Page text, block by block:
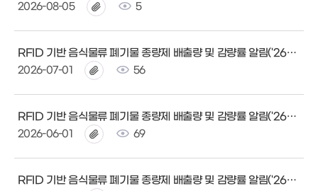
2026-08-05 5
RFID 기반 음식물류 폐기물 종량제 배출량 및 감량률 알림('26년 6월)
2026-07-01 56
RFID 기반 음식물류 폐기물 종량제 배출량 및 감량률 알림('26년 5월)
2026-06-01 69
RFID 기반 음식물류 폐기물 종량제 배출량 및 감량률 알림('26년 4월)